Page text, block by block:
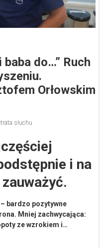
baba do…” Ruch
Orłowskim
słuchu
i na
bardzo pozytywne
Mniej zachwycająca:
ze wzrokiem i…